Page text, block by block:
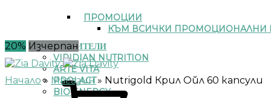
ПРОМОЦИИ
КЪМ ВСИЧКИ ПРОМОЦИОНАЛНИ
ПРОИЗВОДИТЕЛИ
VIRIDIAN NUTRITION
ARTE VITA
PROLACT
BIO ENERGY
20% Изчерпан
Начало» Магазин» Nutrigold Крил Ойл 60 капсули